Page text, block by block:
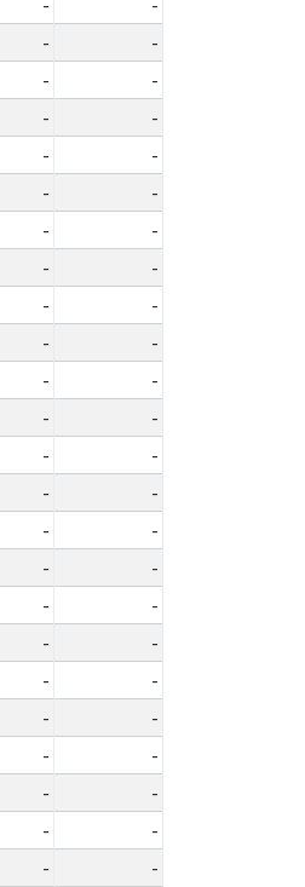
-
-
-
-
-
-
-
-
-
-
-
-
-
-
-
-
-
-
-
-
-
-
-
-
-
-
-
-
-
-
-
-
-
-
-
-
-
-
-
-
-
-
-
-
-
-